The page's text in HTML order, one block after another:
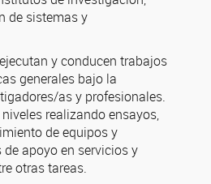
de sistemas y
y conducen trabajos
generales bajo la
as y profesionales.
realizando ensayos,
de equipos y
apoyo en servicios y
otras tareas.